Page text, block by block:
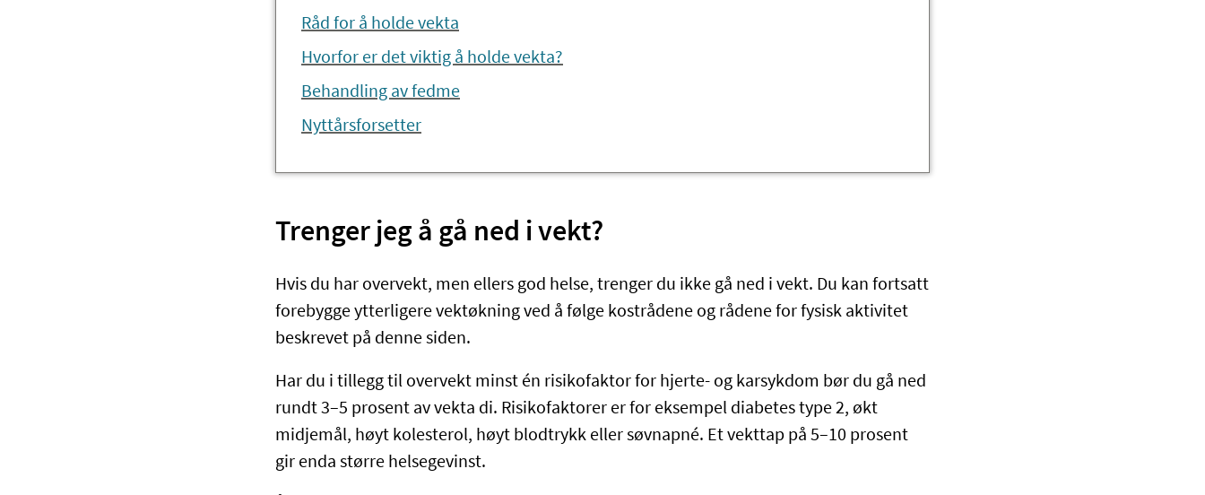
Råd for å holde vekta
Hvorfor er det viktig å holde vekta?
Behandling av fedme
Nyttårsforsetter
Trenger jeg å gå ned i vekt?
Hvis du har overvekt, men ellers god helse, trenger du ikke gå ned i vekt. Du kan fortsatt
forebygge ytterligere vektøkning ved å følge kostrådene og rådene for fysisk aktivitet
beskrevet på denne siden.
Har du i tillegg til overvekt minst én risikofaktor for hjerte- og karsykdom bør du gå ned
rundt 3–5 prosent av vekta di. Risikofaktorer er for eksempel diabetes type 2, økt
midjemål, høyt kolesterol, høyt blodtrykk eller søvnapné. Et vekttap på 5–10 prosent
gir enda større helsegevinst.